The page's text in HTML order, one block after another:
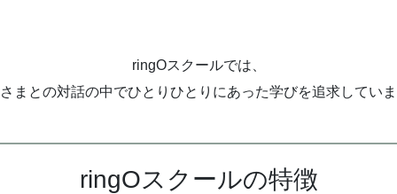
ringOスクールでは、
まとの対話の中でひとりひとりにあった学びを追求していま
ringOスクールの特徴